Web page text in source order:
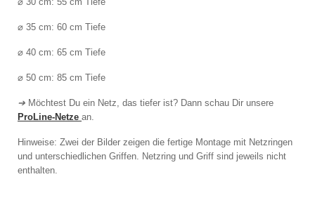
⌀ 35 cm: 60 cm Tiefe
⌀ 40 cm: 65 cm Tiefe
⌀ 50 cm: 85 cm Tiefe
➔ Möchtest Du ein Netz, das tiefer ist? Dann schau Dir unsere
ProLine-Netze an.
Hinweise: Zwei der Bilder zeigen die fertige Montage mit Netzringen
und unterschiedlichen Griffen. Netzring und Griff sind jeweils nicht
enthalten.